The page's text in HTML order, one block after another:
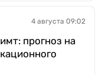
4 августа 09:02
прогноз на